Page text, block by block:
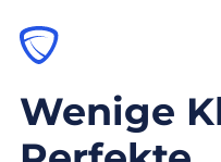
Wenige